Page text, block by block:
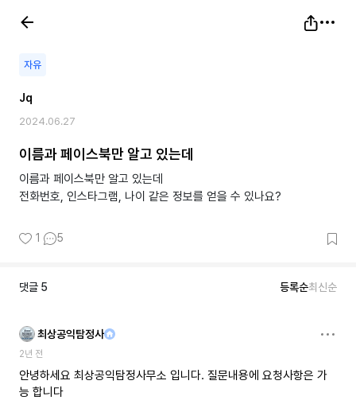
자유
Jq
2024.06.27
이름과 페이스북만 알고 있는데
이름과 페이스북만 알고 있는데
전화번호, 인스타그램, 나이 같은 정보를 얻을 수 있나요?
1 5
댓글 5 등록순최신순
최상공익탐정사
2년 전
안녕하세요 최상공익탐정사무소 입니다. 질문내용에 요청사항은 가
능 합니다